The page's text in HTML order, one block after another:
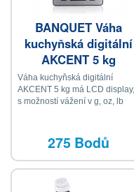
BANQUET Váha
kuchyňská digitální
AKCENT 5 kg
Váha kuchyňská digitální
AKCENT 5 kg má LCD display,
s možností vážení v g, oz, lb
275 Bodů